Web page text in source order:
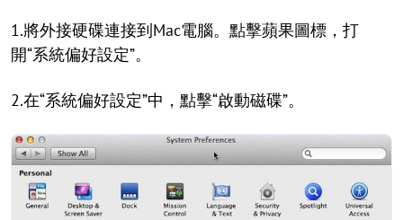
1.將外接硬碟連接到Mac電腦。點擊蘋果圖標，打
開“系統偏好設定”。
2.在“系統偏好設定”中，點擊“啟動磁碟”。